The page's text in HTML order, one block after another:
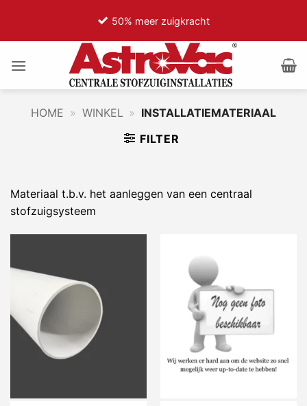
inhoud
50% meer zuigkracht
HOME » WINKEL » INSTALLATIEMATERIAAL
FILTER
Materiaal t.b.v. het aanleggen van een centraal
stofzuigsysteem